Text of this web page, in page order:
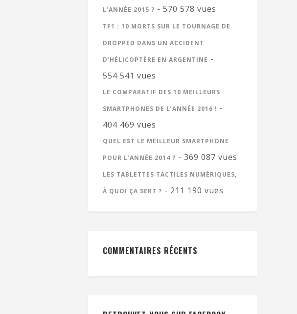
L’ANNÉE 2015 ? - 570 578 vues
TF1 : 10 MORTS SUR LE TOURNAGE DE
DROPPED DANS UN ACCIDENT
D’HÉLICOPTÈRE EN ARGENTINE -
554 541 vues
LE COMPARATIF DES 10 MEILLEURS
SMARTPHONES DE L’ANNÉE 2016 ! -
404 469 vues
QUEL EST LE MEILLEUR SMARTPHONE
POUR L’ANNÉE 2014 ? - 369 087 vues
LES TABLETTES TACTILES NUMÉRIQUES,
À QUOI ÇA SERT ? - 211 190 vues
COMMENTAIRES RÉCENTS